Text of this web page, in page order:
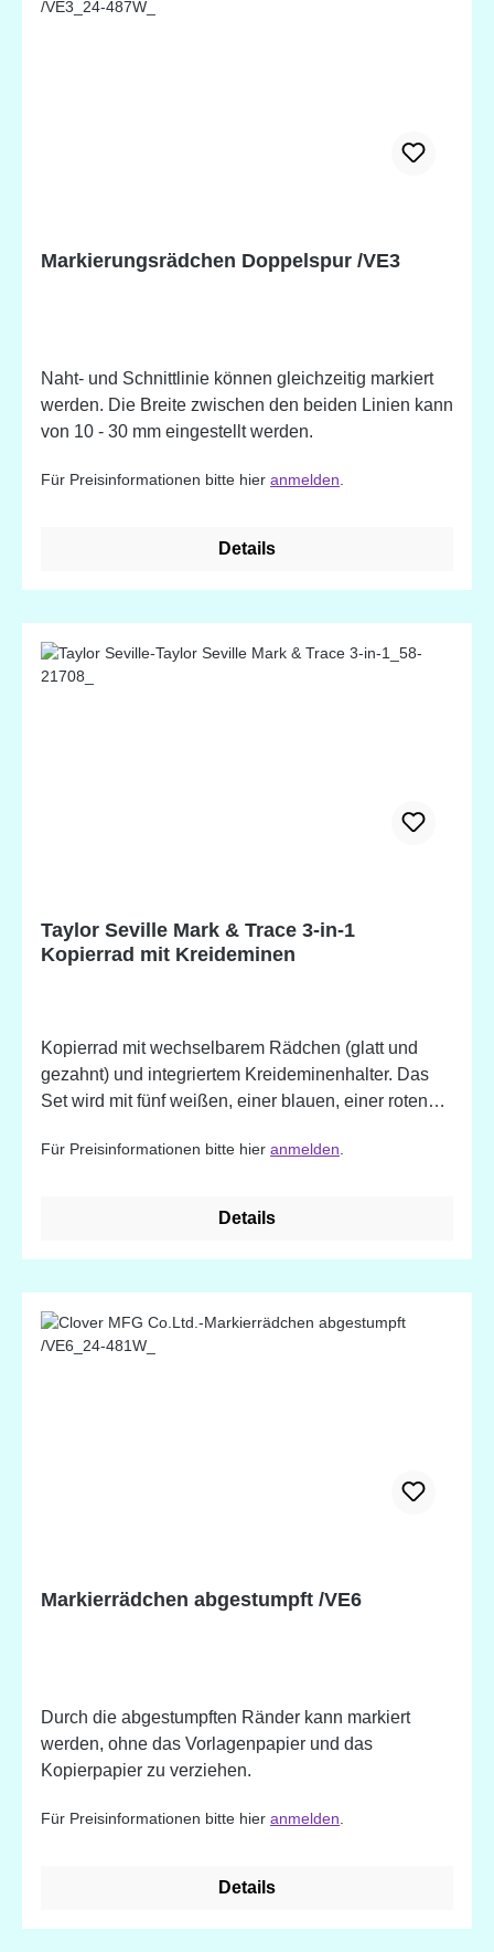
Markierungsrädchen Doppelspur /VE3
Naht- und Schnittlinie können gleichzeitig markiert
werden. Die Breite zwischen den beiden Linien kann
von 10 - 30 mm eingestellt werden.
Für Preisinformationen bitte hier anmelden
Details
Taylor Seville Mark & Trace 3-in-1
Kopierrad mit Kreideminen
Kopierrad mit wechselbarem Rädchen (glatt und
gezahnt) und integriertem Kreideminenhalter. Das
Set wird mit fünf weißen, einer blauen, einer roten
Der Durchmesser der Kreideminen ist 6,4 mm.
Für Preisinformationen bitte hier anmelden
Details
Markierrädchen abgestumpft /VE6
Durch die abgestumpften Ränder kann markiert
werden, ohne das Vorlagenpapier und das
Kopierpapier zu verziehen.
Für Preisinformationen bitte hier anmelden
Details